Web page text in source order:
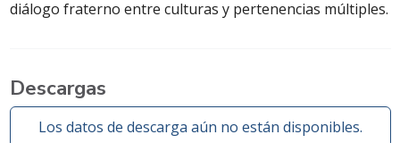
diálogo fraterno entre culturas y pertenencias múltiples.
Descargas
Los datos de descarga aún no están disponibles.